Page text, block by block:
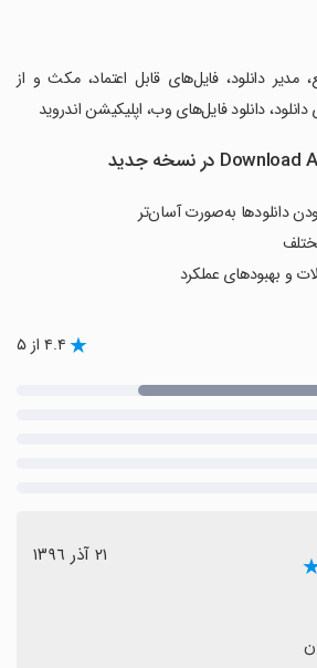
مدیر دانلود، فایل‌های قابل اعتماد، مکث و از
دانلود فایل‌های وب، اپلیکیشن اندروید
دانلودها به‌صورت آسان‌تر
و بهبودهای عملکرد
۴.۴ از ۵
٢١ آذر ١٣٩٦